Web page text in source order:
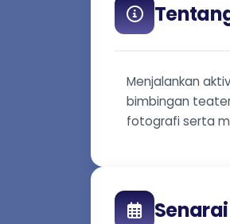
Menjalankan
bimbingan
fotografi serta